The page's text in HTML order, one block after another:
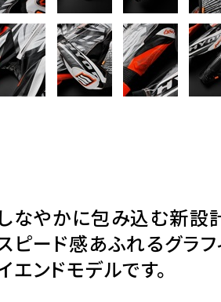
なやかに包み込む新設
ピード感あふれるグラフ
エンドモデルです。